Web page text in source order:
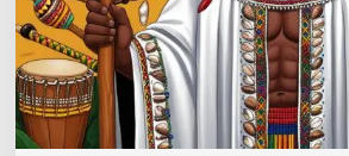
Força
Ancestral
da
Natureza